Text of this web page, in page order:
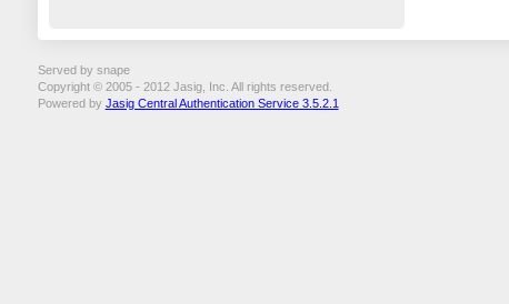
Served by snape
Copyright © 2005 - 2012 Jasig, Inc. All rights reserved.
Powered by Jasig Central Authentication Service 3.5.2.1